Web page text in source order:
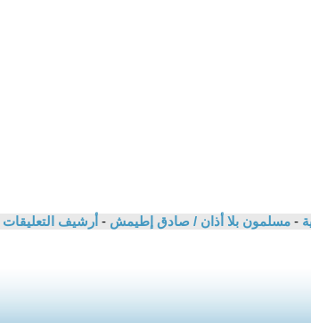
- مسلمون بلا أذان / صادق إطيمش - أرشيف التعليقات